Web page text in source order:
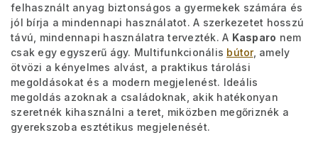
felhasznált anyag biztonságos a gyermekek számára és
jól bírja a mindennapi használatot. A szerkezetet hosszú
távú, mindennapi használatra tervezték. A Kasparo nem
csak egy egyszerű ágy. Multifunkcionális bútor, amely
ötvözi a kényelmes alvást, a praktikus tárolási
megoldásokat és a modern megjelenést. Ideális
megoldás azoknak a családoknak, akik hatékonyan
szeretnék kihasználni a teret, miközben megőriznék a
gyerekszoba esztétikus megjelenését.